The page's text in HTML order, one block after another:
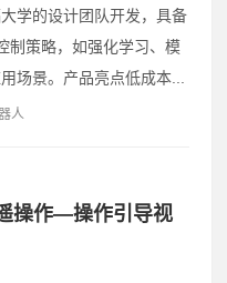
学的设计团队开发，具备
制策略，如强化学习、模
场景。产品亮点低成本...
人
操作—操作引导视